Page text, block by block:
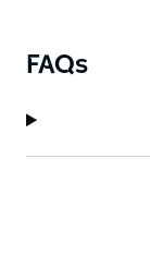
FAQs